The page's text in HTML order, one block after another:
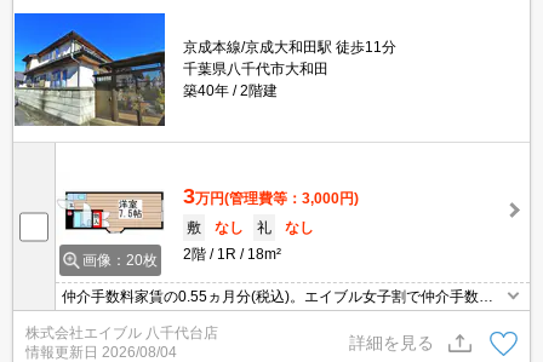
京成本線/京成大和田駅 徒歩11分
千葉県八千代市大和田
築40年
2階建
画像：20枚
3万円(管理費等：3,000円)
敷
なし 礼
なし
2階
1R 18m²
仲介手数料家賃の0.55ヵ月分(税込)。エイブル女子割で仲介手数料
家賃の0.55ヶ月分より10％ＯＦＦ。オンライン内見対応可。家具・
家電付。初期費用がおさえられる物件。閑静な住宅街。
株式会社エイブル 八千代台店
情報更新日 2026/08/04
詳細を見る